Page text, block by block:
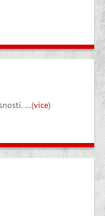
…(více)